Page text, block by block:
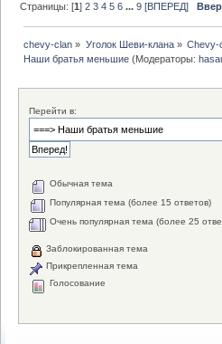
Страницы: [1]2 3 4 5 6 ...9 [ВПЕРЕД]
chevy-clan » Уголок Шеви-клана» Chevy-
Наши братья меньшие (Модераторы:
Перейти в:
Обычная тема
Популярная тема (более 15 ответов)
Очень популярная тема (более 25
Заблокированная тема
Прикрепленная тема
Голосование